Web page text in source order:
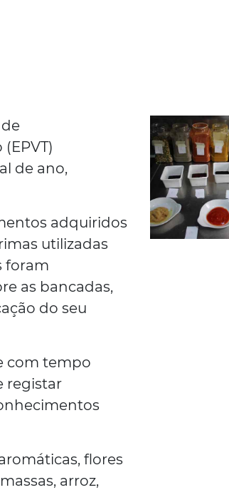
de ano,
adquiridos
utilizadas
foram
as bancadas,
do seu
com tempo
registar
flores
arroz,